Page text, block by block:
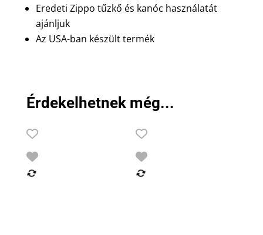
Eredeti Zippo tűzkő és kanóc használatát
ajánljuk
Az USA-ban készült termék
Érdekelhetnek még...